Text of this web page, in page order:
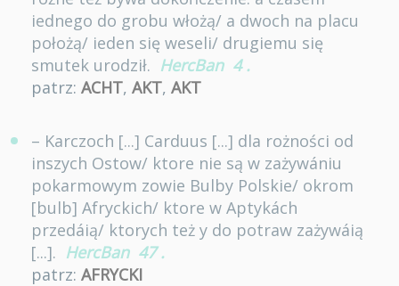
iednego do grobu włożą/ a dwoch na placu
położą/ ieden się weseli/ drugiemu się
smutek urodził. HercBan 4 .
patrz: ACHT, AKT, AKT
– Karczoch [...] Carduus [...] dla rożności od
inszych Ostow/ ktore nie są w zażywániu
pokarmowym zowie Bulby Polskie/ okrom
[bulb] Afryckich/ ktore w Aptykách
przedáią/ ktorych też y do potraw zażywáią
[...]. HercBan 47 .
patrz: AFRYCKI